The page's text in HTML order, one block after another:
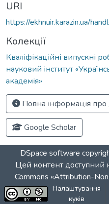
URI
https://ekhnuir.karazin.ua/
Колекції
Кваліфікаційні випускні
науковий інститут
академія»
Повна інформація
Google Scholar
DSpace software
Цей контент доступний
Commons «Attribution-
Налаштування
куків